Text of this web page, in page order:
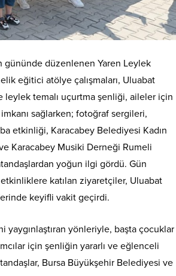
gününde düzenlenen Yaren Leylek
eğitici atölye çalışmaları, Uluabat
leylek temalı uçurtma şenliği, aileler için
sağlarken; fotoğraf sergileri,
etkinliği, Karacabey Belediyesi Kadın
Karacabey Musiki Derneği Rumeli
yoğun ilgi gördü. Gün
katılan ziyaretçiler, Uluabat
keyifli vakit geçirdi.
yaygınlaştıran yönleriyle, başta çocuklar
için şenliğin yararlı ve eğlenceli
Bursa Büyükşehir Belediyesi ve